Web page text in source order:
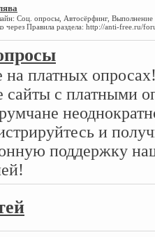
Соц. опросы, Автосёрфинг,
через Правила раздела: http://anti-free.ru/
на платных
сайты с платными
и
поддержку